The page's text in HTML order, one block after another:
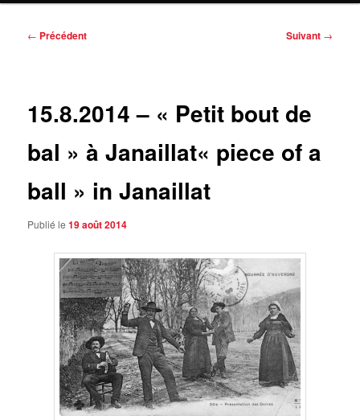
Navigation
← Précédent Suivant →
15.8.2014 – « Petit bout de
bal » à Janaillat« piece of a
ball » in Janaillat
Publié le19 août 2014